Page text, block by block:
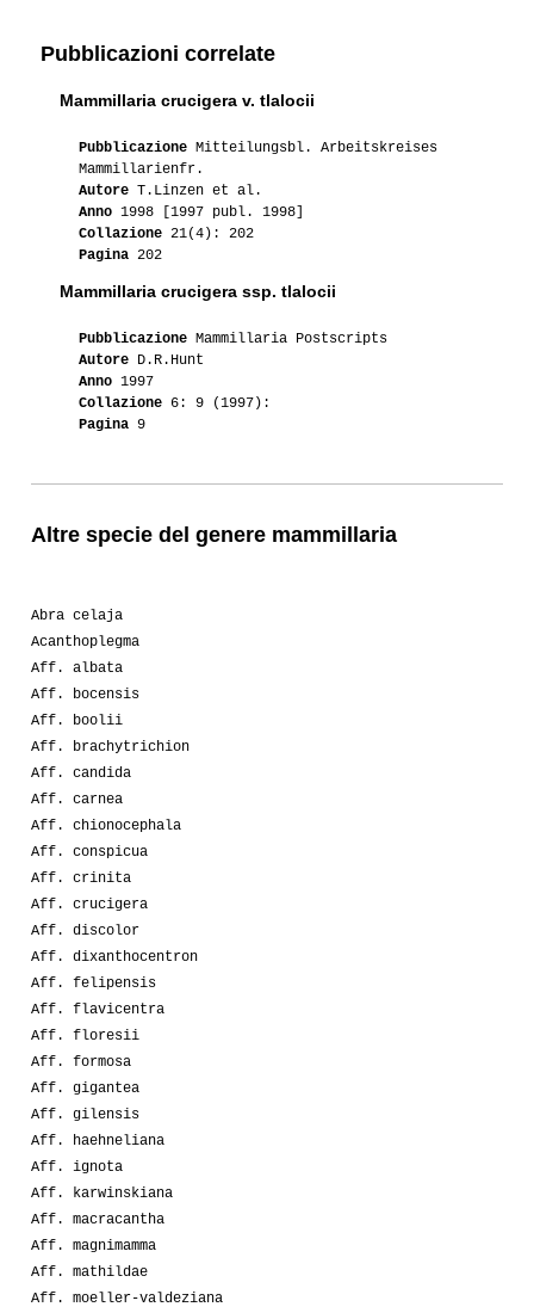
Pubblicazioni correlate
Mammillaria crucigera v. tlalocii
Pubblicazione Mitteilungsbl. Arbeitskreises
Mammillarienfr.
Autore T.Linzen et al.
Anno 1998 [1997 publ. 1998]
Collazione 21(4): 202
Pagina 202
Mammillaria crucigera ssp. tlalocii
Pubblicazione Mammillaria Postscripts
Autore D.R.Hunt
Anno 1997
Collazione 6: 9 (1997):
Pagina 9
Altre specie del genere mammillaria
Abra celaja
Acanthoplegma
Aff. albata
Aff. bocensis
Aff. boolii
Aff. brachytrichion
Aff. candida
Aff. carnea
Aff. chionocephala
Aff. conspicua
Aff. crinita
Aff. crucigera
Aff. discolor
Aff. dixanthocentron
Aff. felipensis
Aff. flavicentra
Aff. floresii
Aff. formosa
Aff. gigantea
Aff. gilensis
Aff. haehneliana
Aff. ignota
Aff. karwinskiana
Aff. macracantha
Aff. magnimamma
Aff. mathildae
Aff. moeller-valdeziana